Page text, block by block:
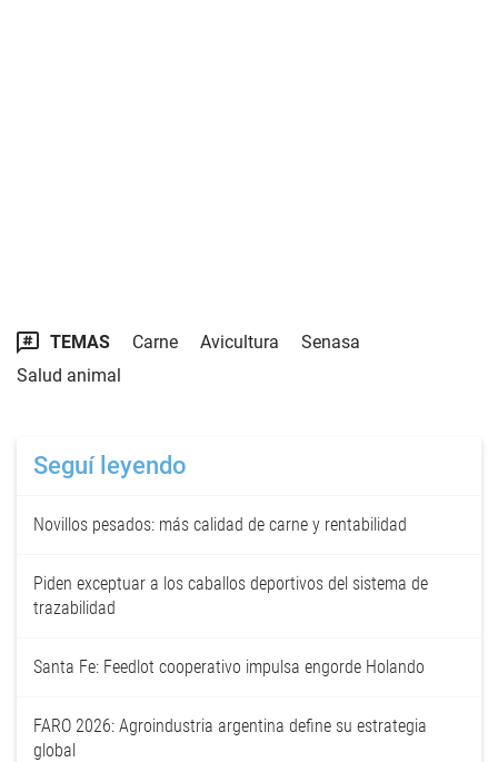
TEMAS Carne Avicultura
Senasa
Salud animal
Seguí leyendo
Novillos pesados: más calidad de carne y rentabilidad
Piden exceptuar a los caballos deportivos del sistema de
trazabilidad
Santa Fe: Feedlot cooperativo impulsa engorde Holando
FARO 2026: Agroindustria argentina define su estrategia
global